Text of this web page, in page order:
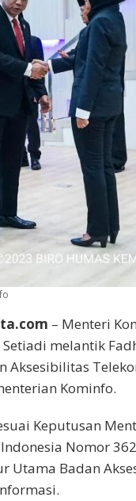
– Menteri
melantik
Aksesibilitas
Kominfo.
Keputusan
Nomor
Utama Badan